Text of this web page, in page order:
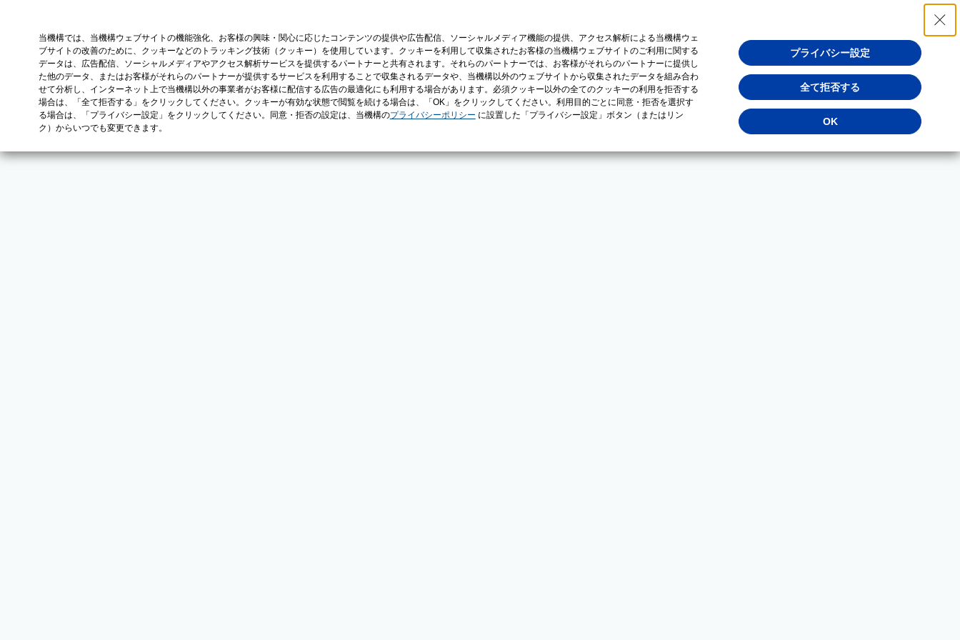
当機構では、当機構ウェブサイトの機能強化、お客様の興味・関心に応じたコンテンツの提供や広告配信、ソーシャルメディア機能の提供、アクセス解析による当機構ウェ
ブサイトの改善のために、クッキーなどのトラッキング技術（クッキー）を使用しています。クッキーを利用して収集されたお客様の当機構ウェブサイトのご利用に関する
データは、広告配信、ソーシャルメディアやアクセス解析サービスを提供するパートナーと共有されます。それらのパートナーでは、お客様がそれらのパートナーに提供し
た他のデータ、またはお客様がそれらのパートナーが提供するサービスを利用することで収集されるデータや、当機構以外のウェブサイトから収集されたデータを組み合わ
せて分析し、インターネット上で当機構以外の事業者がお客様に配信する広告の最適化にも利用する場合があります。必須クッキー以外の全てのクッキーの利用を拒否する
場合は、「全て拒否する」をクリックしてください。クッキーが有効な状態で閲覧を続ける場合は、「OK」をクリックしてください。利用目的ごとに同意・拒否を選択す
る場合は、「プライバシー設定」をクリックしてください。同意・拒否の設定は、当機構のプライバシーポリシー に設置した「プライバシー設定」ボタン（またはリン
ク）からいつでも変更できます。
プライバシー設定
全て拒否する
OK